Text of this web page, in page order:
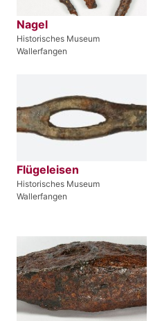
Nagel
Historisches Museum
Wallerfangen
Flügeleisen
Historisches Museum
Wallerfangen